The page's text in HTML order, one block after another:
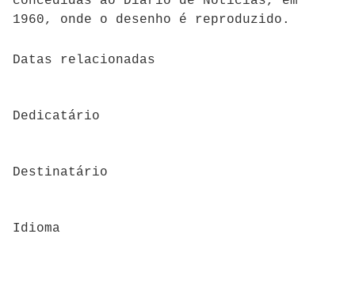
1960, onde o desenho é reproduzido.
Datas relacionadas
Dedicatário
Destinatário
Idioma